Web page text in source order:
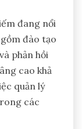
đang nổi
đào tạo
phản hồi
cao khả
quản lý
các